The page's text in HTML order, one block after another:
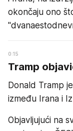
okončaju ono
0:15
Tramp
Donald Tramp
između Irana i
Objavljujući na